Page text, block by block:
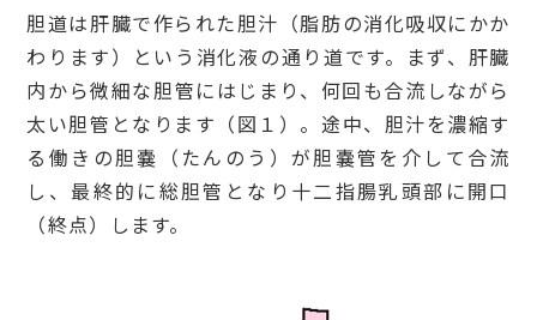
胆道は肝臓で作られた胆汁（脂肪の消化吸収にかか
わります）という消化液の通り道です。まず、肝臓
内から微細な胆管にはじまり、何回も合流しながら
太い胆管となります（図１）。途中、胆汁を濃縮す
る働きの胆嚢（たんのう）が胆嚢管を介して合流
し、最終的に総胆管となり十二指腸乳頭部に開口
（終点）します。